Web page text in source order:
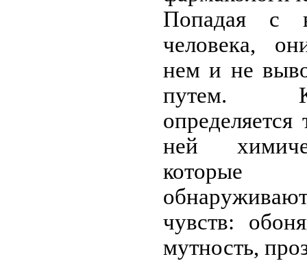
Попадая с
человека,
нем и не
путем.
ней
которые
чувств:
мутность,